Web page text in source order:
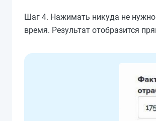
Шаг 4. Нажимать никуда не
время. Результат отобразится